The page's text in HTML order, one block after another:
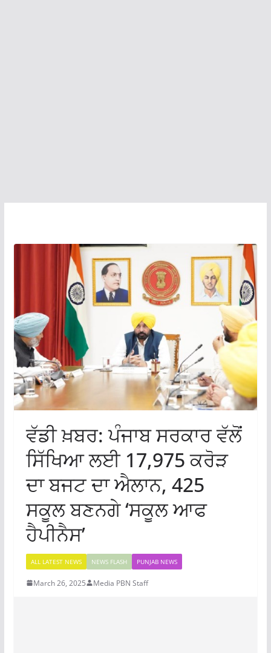
ਵੱਡੀ ਖ਼ਬਰ: ਪੰਜਾਬ ਸਰਕਾਰ ਵੱਲੋਂ
ਸਿੱਖਿਆ ਲਈ 17,975 ਕਰੋੜ
ਦਾ ਬਜਟ ਦਾ ਐਲਾਨ, 425
ਸਕੂਲ ਬਣਨਗੇ ‘ਸਕੂਲ ਆਫ
ਹੈਪੀਨੈਸ’
ALL LATEST NEWS NEWS FLASH PUNJAB NEWS
March 26, 2025 Media PBN Staff